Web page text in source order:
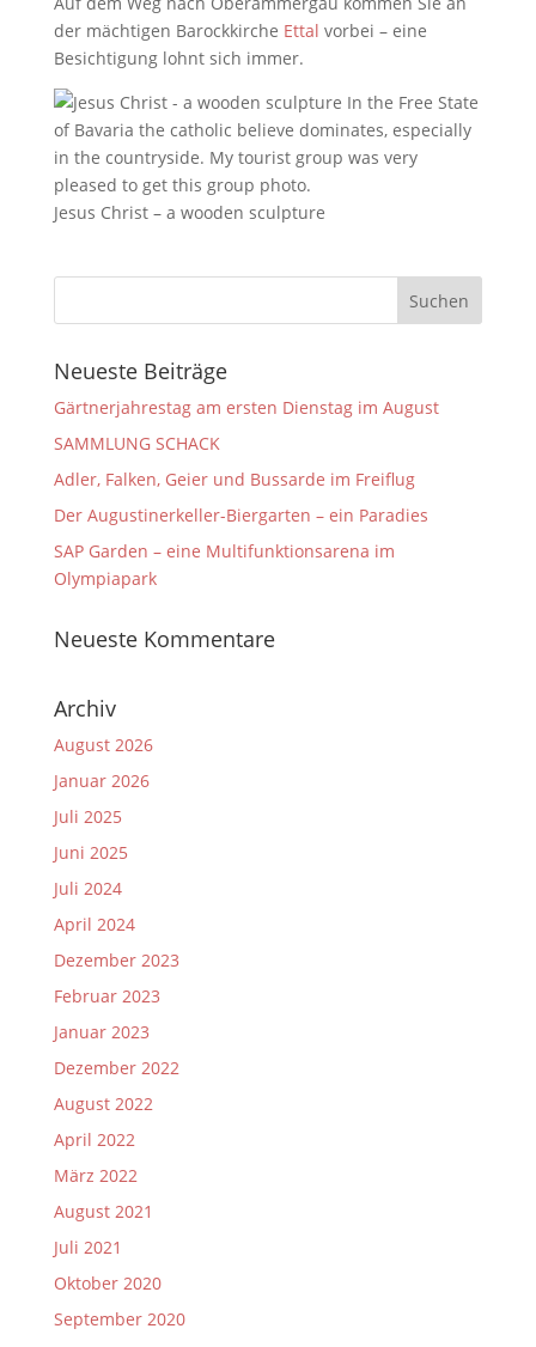
der mächtigen Barockkirche Ettal vorbei – eine
Besichtigung lohnt sich immer.
Jesus Christ – a wooden sculpture
Neueste Beiträge
Gärtnerjahrestag am ersten Dienstag im August
SAMMLUNG SCHACK
Adler, Falken, Geier und Bussarde im Freiflug
Der Augustinerkeller-Biergarten – ein Paradies
SAP Garden – eine Multifunktionsarena im
Olympiapark
Neueste Kommentare
Archiv
August 2026
Januar 2026
Juli 2025
Juni 2025
Juli 2024
April 2024
Dezember 2023
Februar 2023
Januar 2023
Dezember 2022
August 2022
April 2022
März 2022
August 2021
Juli 2021
Oktober 2020
September 2020